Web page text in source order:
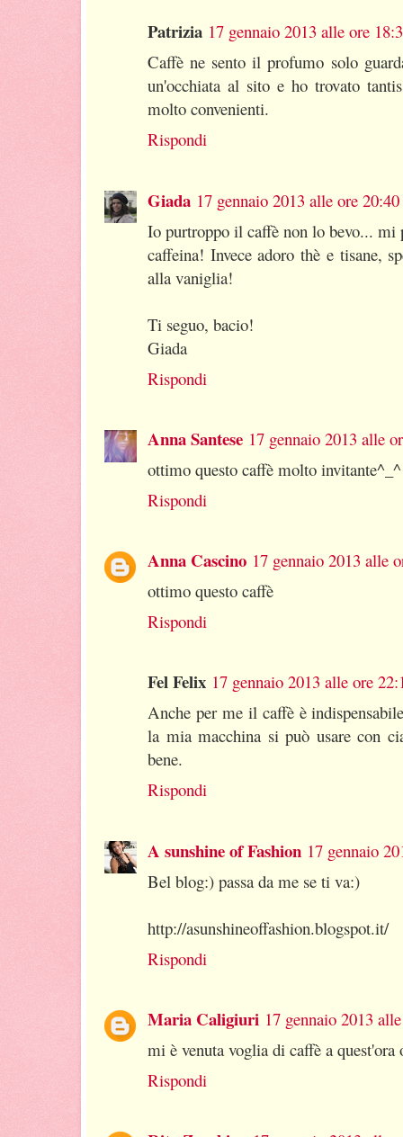
Patrizia 17 gennaio 2013 alle ore
Caffè ne sento il profumo solo
un'occhiata al sito e ho trovato
molto convenienti.
Rispondi
Giada 17 gennaio 2013 alle ore 20:40
Io purtroppo il caffè non lo bevo... mi
caffeina! Invece adoro thè e tisane,
alla vaniglia!
Ti seguo, bacio!
Giada
Rispondi
Anna Santese 17 gennaio 2013 alle
ottimo questo caffè molto invitante^_^
Rispondi
Anna Cascino 17 gennaio 2013 alle
ottimo questo caffè
Rispondi
Fel Felix 17 gennaio 2013 alle ore
Anche per me il caffè è
la mia macchina si può usare con
bene.
Rispondi
A sunshine of Fashion 17 gennaio
Bel blog:) passa da me se ti va:)
http://asunshineoffashion.blogspot.it/
Rispondi
Maria Caligiuri 17 gennaio 2013
mi è venuta voglia di caffè a
Rispondi